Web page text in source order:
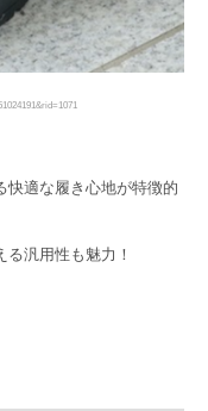
快適な履き心地が特徴的
汎用性も魅力！